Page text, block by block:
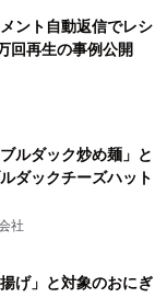
ント自動返信でレシ
回再生の事例公開
ルダック炒め麺」と
ダックチーズハット
社
げ」と対象のおにぎ